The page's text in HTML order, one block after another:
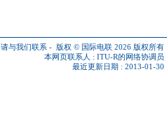
请与我们联系 - 版权 © 国际电联 2026 版权所有
本网页联系人 : ITU-R的网络协调员
最近更新日期 : 2013-01-30